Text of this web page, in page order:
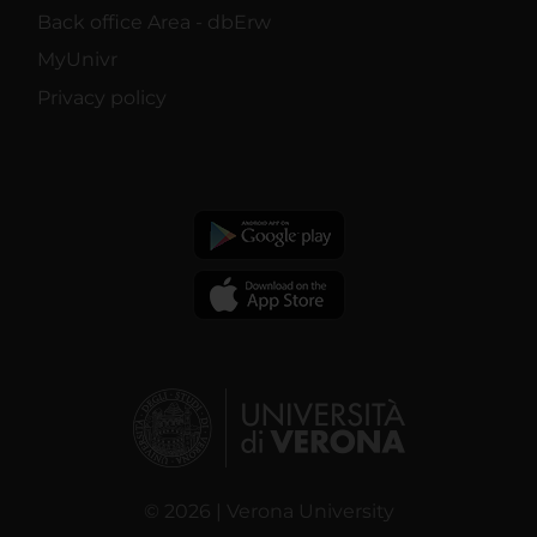
Back office Area - dbErw
MyUnivr
Privacy policy
© 2026 | Verona University